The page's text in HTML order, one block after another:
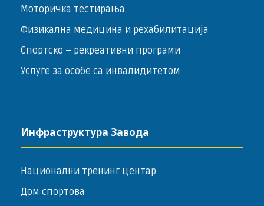
Моторичка тестирања
Физикална медицина и рехабилитација
Спортско – ­рекреативни програми
Услуге за особе са инвалидитетом
Инфраструктура Завода
Национални тренинг центар
Дом спортова